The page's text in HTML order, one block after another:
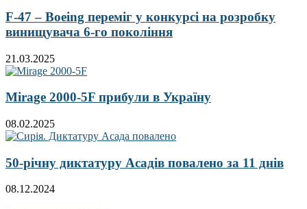
F-47 – Boeing переміг у конкурсі на розробку
винищувача 6-го покоління
21.03.2025
Mirage 2000-5F прибули в Україну
08.02.2025
50-річну диктатуру Асадів повалено за 11 днів
08.12.2024